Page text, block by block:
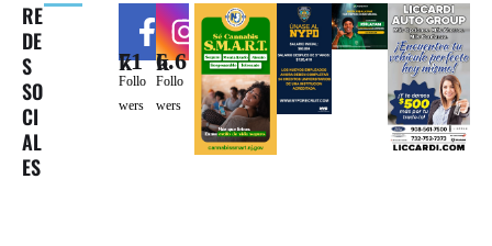
RE
DE
S
SO
CI
AL
ES
71k
Follo
wers
6.6k
Follo
wers